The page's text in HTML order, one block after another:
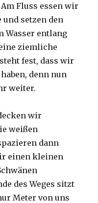
Fluss essen wir
und setzen den
Wasser entlang
ziemliche
fest, dass wir
denn nun
weiter.
wir
weißen
dann
einen kleinen
des Weges sitzt
Meter von uns